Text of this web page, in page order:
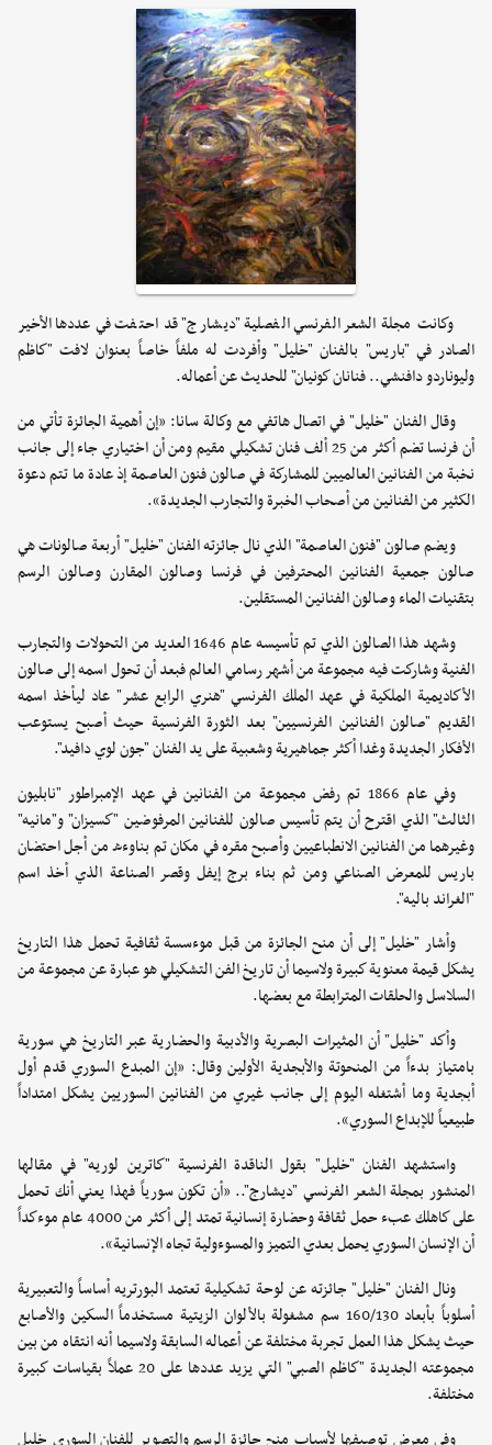
وكانت مجلة الشعر الفرنسي الفصلية "ديشارج" قد احتفت في عددها الأخير
الصادر في "باريس" بالفنان "خليل" وأفردت له ملفاً خاصاً بعنوان لافت "كاظم
وليوناردو دافنشي.. فنانان كونيان" للحديث عن أعماله.
وقال الفنان "خليل" في اتصال هاتفي مع وكالة سانا: «إن أهمية الجائزة تأتي من
أن فرنسا تضم أكثر من 25 ألف فنان تشكيلي مقيم ومن أن اختياري جاء إلى جانب
نخبة من الفنانين العالميين للمشاركة في صالون فنون العاصمة إذ عادة ما تتم دعوة
الكثير من الفنانين من أصحاب الخبرة والتجارب الجديدة».
ويضم صالون "فنون العاصمة" الذي نال جائزته الفنان "خليل" أربعة صالونات هي
صالون جمعية الفنانين المحترفين في فرنسا وصالون المقارن وصالون الرسم
بتقنيات الماء وصالون الفنانين المستقلين.
وشهد هذا الصالون الذي تم تأسيسه عام 1646 العديد من التحولات والتجارب
الفنية وشاركت فيه مجموعة من أشهر رسامي العالم فبعد أن تحول اسمه إلى صالون
الأكاديمية الملكية في عهد الملك الفرنسي "هنري الرابع عشر" عاد ليأخذ اسمه
القديم "صالون الفنانين الفرنسيين" بعد الثورة الفرنسية حيث أصبح يستوعب
الأفكار الجديدة وغدا أكثر جماهيرية وشعبية على يد الفنان "جون لوي دافيد".
وفي عام 1866 تم رفض مجموعة من الفنانين في عهد الإمبراطور "نابليون
الثالث" الذي اقترح أن يتم تأسيس صالون للفنانين المرفوضين "كسيزان" و"مانيه"
وغيرهما من الفنانين الانطباعيين وأصبح مقره في مكان تم بناوءه من أجل احتضان
باريس للمعرض الصناعي ومن ثم بناء برج إيفل وقصر الصناعة الذي أخذ اسم
"الغراند باليه".
وأشار "خليل" إلى أن منح الجائزة من قبل موءسسة ثقافية تحمل هذا التاريخ
يشكل قيمة معنوية كبيرة ولاسيما أن تاريخ الفن التشكيلي هو عبارة عن مجموعة من
السلاسل والحلقات المترابطة مع بعضها.
وأكد "خليل" أن المثيرات البصرية والأدبية والحضارية عبر التاريخ هي سورية
بامتياز بدءاً من المنحوتة والأبجدية الأولين وقال: «إن المبدع السوري قدم أول
أبجدية وما أشتغله اليوم إلى جانب غيري من الفنانين السوريين يشكل امتداداً
طبيعياً للإبداع السوري».
واستشهد الفنان "خليل" بقول الناقدة الفرنسية "كاترين لوريه" في مقالها
المنشور بمجلة الشعر الفرنسي "ديشارج".. «أن تكون سورياً فهذا يعني أنك تحمل
على كاهلك عبء حمل ثقافة وحضارة إنسانية تمتد إلى أكثر من 4000 عام موءكداً
أن الإنسان السوري يحمل بعدي التميز والمسوءولية تجاه الإنسانية».
ونال الفنان "خليل" جائزته عن لوحة تشكيلية تعتمد البورتريه أساساً والتعبيرية
أسلوباً بأبعاد 160/130 سم مشغولة بالألوان الزيتية مستخدماً السكين والأصابع
حيث يشكل هذا العمل تجربة مختلفة عن أعماله السابقة ولاسيما أنه انتقاه من بين
مجموعته الجديدة "كاظم الصبي" التي يزيد عددها على 20 عملاً بقياسات كبيرة
مختلفة.
وفي معرض توصيفها لأسباب منح جائزة الرسم والتصوير للفنان السوري خليل